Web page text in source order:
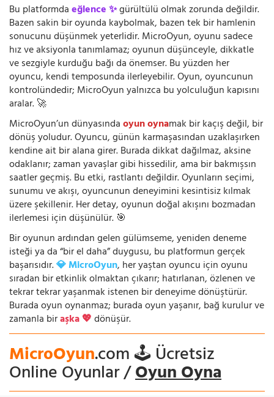
Bu platformdaeğlence ✨gürültülü olmak zorunda değildir.
Bazen sakin bir oyunda kaybolmak, bazen tek bir hamlenin
sonucunu düşünmek yeterlidir. MicroOyun, oyunu sadece
hız ve aksiyonla tanımlamaz; oyunun düşünceyle, dikkatle
ve sezgiyle kurduğu bağı da önemser. Bu yüzden her
oyuncu, kendi temposunda ilerleyebilir. Oyun, oyuncunun
kontrolündedir; MicroOyun yalnızca bu yolculuğun kapısını
aralar. 🚀
MicroOyun’un dünyasındaoyun oynamak bir kaçış değil, bir
dönüş yoludur. Oyuncu, günün karmaşasından uzaklaşırken
kendine ait bir alana girer. Burada dikkat dağılmaz, aksine
odaklanır; zaman yavaşlar gibi hissedilir, ama bir bakmışsın
saatler geçmiş. Bu etki, rastlantı değildir. Oyunların seçimi,
sunumu ve akışı, oyuncunun deneyimini kesintisiz kılmak
üzere şekillenir. Her detay, oyunun doğal akışını bozmadan
ilerlemesi için düşünülür. 🎯
Bir oyunun ardından gelen gülümseme, yeniden deneme
isteği ya da “bir el daha” duygusu, bu platformun gerçek
başarısıdır.💎 MicroOyun, her yaştan oyuncu için oyunu
sıradan bir etkinlik olmaktan çıkarır; hatırlanan, özlenen ve
tekrar tekrar yaşanmak istenen bir deneyime dönüştürür.
Burada oyun oynanmaz; burada oyun yaşanır, bağ kurulur ve
zamanla biraşka 💖dönüşür.
MicroOyun.com 🕹️ Ücretsiz
Online Oyunlar /Oyun Oyna